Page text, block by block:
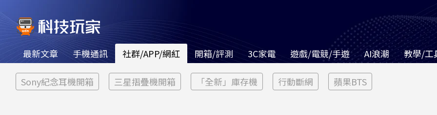
最新文章 手機通訊 社群/APP/網紅 開箱/評測 3C家電 遊戲/電競/手遊 AI浪潮 教學/工
Sony紀念耳機開箱 三星摺疊機開箱 「全新」庫存機 行動斷網 蘋果BTS